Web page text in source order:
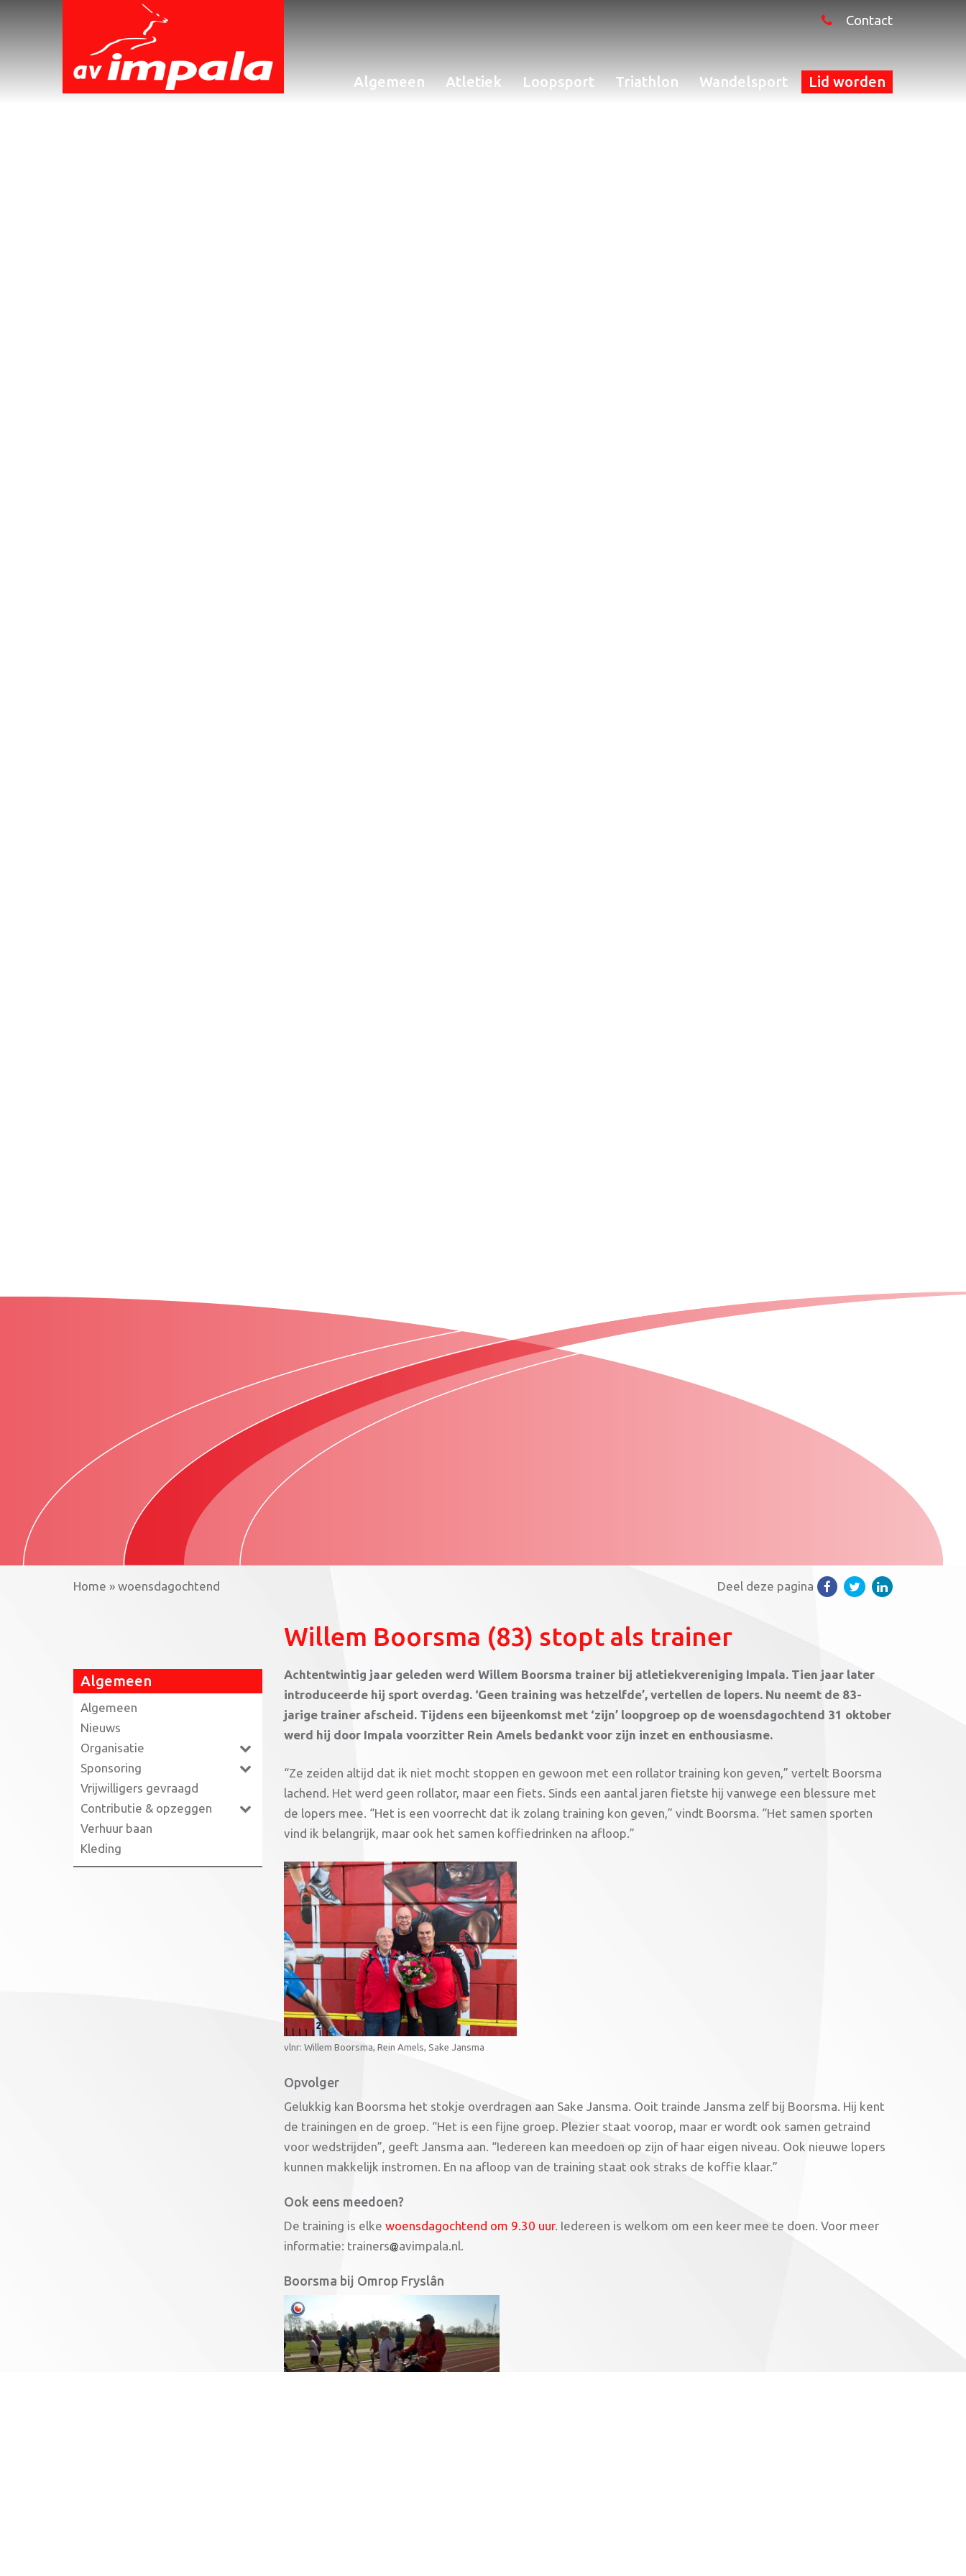
Contact
Algemeen Atletiek Loopsport Triathlon Wandelsport Lid worden
Home » woensdagochtend Deel deze pagina
Algemeen
Algemeen
Nieuws
Organisatie
Sponsoring
Vrijwilligers gevraagd
Contributie & opzeggen
Verhuur baan
Kleding
Willem Boorsma (83) stopt als trainer
Achtentwintig jaar geleden werd Willem Boorsma trainer bij atletiekvereniging Impala. Tien jaar later
introduceerde hij sport overdag. ‘Geen training was hetzelfde’, vertellen de lopers. Nu neemt de 83-
jarige trainer afscheid. Tijdens een bijeenkomst met ‘zijn’ loopgroep op de woensdagochtend 31 oktober
werd hij door Impala voorzitter Rein Amels bedankt voor zijn inzet en enthousiasme.
“Ze zeiden altijd dat ik niet mocht stoppen en gewoon met een rollator training kon geven,” vertelt Boorsma
lachend. Het werd geen rollator, maar een fiets. Sinds een aantal jaren fietste hij vanwege een blessure met
de lopers mee. “Het is een voorrecht dat ik zolang training kon geven,” vindt Boorsma. “Het samen sporten
vind ik belangrijk, maar ook het samen koffiedrinken na afloop.”
vlnr: Willem Boorsma, Rein Amels, Sake Jansma
Opvolger
Gelukkig kan Boorsma het stokje overdragen aan Sake Jansma. Ooit trainde Jansma zelf bij Boorsma. Hij kent
de trainingen en de groep. “Het is een fijne groep. Plezier staat voorop, maar er wordt ook samen getraind
voor wedstrijden”, geeft Jansma aan. “Iedereen kan meedoen op zijn of haar eigen niveau. Ook nieuwe lopers
kunnen makkelijk instromen. En na afloop van de training staat ook straks de koffie klaar.”
Ook eens meedoen?
De training is elke woensdagochtend om 9.30 uur. Iedereen is welkom om een keer mee te doen. Voor meer
informatie: trainers
avimpala.nl.
Boorsma bij Omrop Fryslân